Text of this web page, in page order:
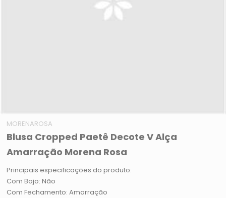
MORENAROSA
Blusa Cropped Paetê Decote V Alça
Amarração Morena Rosa
Principais especificações do produto:
Com Bojo: Não
Com Fechamento: Amarração